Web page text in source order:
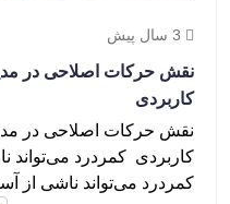
3 سال پیش
نقش حرکات اصلاحی در
کاربردی
نقش حرکات اصلاحی در
کاربردی کمردرد می‌تواند
کمردرد می‌تواند ناشی از